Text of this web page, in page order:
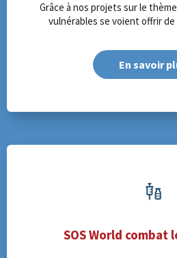
Grâce à nos projets sur le
vulnérables se voient offrir
En savoir
SOS World combat